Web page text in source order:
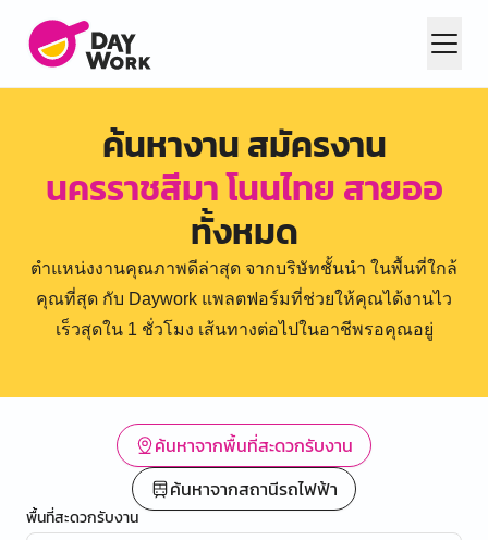
ค้นหางาน สมัครงาน
นครราชสีมา โนนไทย สายออ
ทั้งหมด
ตำแหน่งงานคุณภาพดีล่าสุด จากบริษัทชั้นนำ ในพื้นที่ใกล้
คุณที่สุด กับ Daywork แพลตฟอร์มที่ช่วยให้คุณได้งานไว
เร็วสุดใน 1 ชั่วโมง เส้นทางต่อไปในอาชีพรอคุณอยู่
ค้นหาจากพื้นที่สะดวกรับงาน
ค้นหาจากสถานีรถไฟฟ้า
พื้นที่สะดวกรับงาน